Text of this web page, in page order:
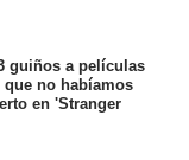
guiños a películas
que no habíamos
en 'Stranger